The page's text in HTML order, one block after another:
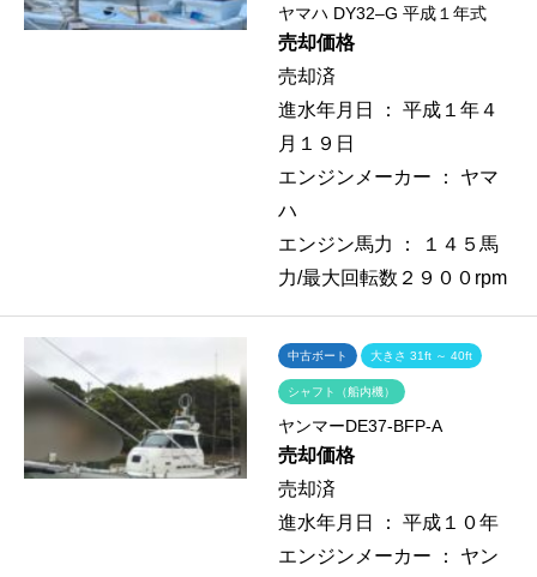
ヤマハ DY32–G 平成１年式
売却価格
売却済
進水年月日 ： 平成１年４
月１９日
エンジンメーカー ： ヤマ
ハ
エンジン馬力 ：
１４５馬
力/最大回転数２９００rpm
中古ボート 大きさ 31ft ～ 40ft
シャフト（船内機）
ヤンマーDE37-BFP-A
売却価格
売却済
進水年月日 ： 平成１０年
エンジンメーカー ： ヤン